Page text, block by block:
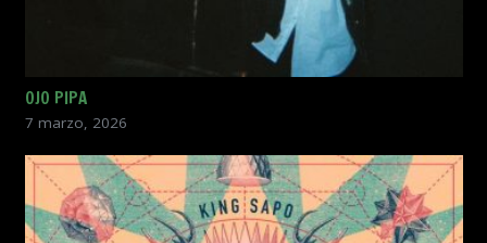
OJO PIPA
7 marzo, 2026